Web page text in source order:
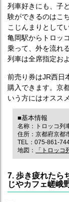
列車好きにも、子
験ができるのはこ
こじんまりとして
亀岡駅からトロッ
乗って、外を流れ
列車は全席指定お
前売り券はJR西日
購入できます。京
いう方にはオスス
■基本情報
名称：トロッコ列
住所：京都府京都
TEL：075-861-
地図：
「トロッ
7. 歩き疲れたら
じやカフェ嵯峨